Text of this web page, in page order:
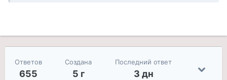
Ответов
655
Создана
5 г
Последний ответ
3 дн